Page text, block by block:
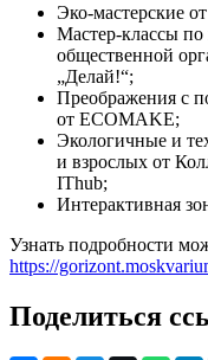
Эко-мастерские
Мастер-классы по
общественной
„Делай!“;
Преображения с
от ECOMAKE;
Экологичные и
и взрослых от
IThub;
Интерактивная
Узнать подробности
https://
Поделиться